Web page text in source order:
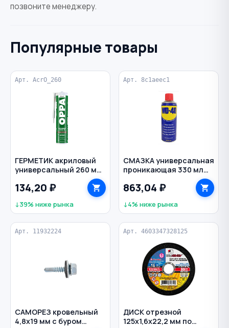
позвоните менеджеру.
Популярные товары
Арт. AcrO_260
ГЕРМЕТИК акриловый
универсальный 260 мл
134,20 ₽
↓39% ниже рынка
Арт. 8c1aeec1
СМАЗКА универсальная
проникающая 330 мл
863,04 ₽
↓4% ниже рынка
Арт. 11932224
САМОРЕЗ кровельный
4,8х19 мм с буром
Арт. 4603347328125
ДИСК отрезной
125х1,6х22,2 мм по